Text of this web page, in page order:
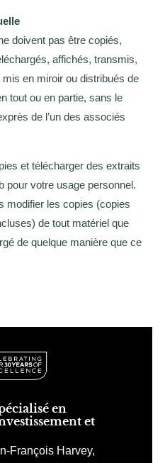
doivent pas être copiés,
affichés, transmis,
en miroir ou distribués de
tout ou en partie, sans le
de l’un des associés
et télécharger des extraits
pour votre usage personnel.
modifier les copies (copies
de tout matériel que
de quelque manière que ce
en
et
François Harvey,